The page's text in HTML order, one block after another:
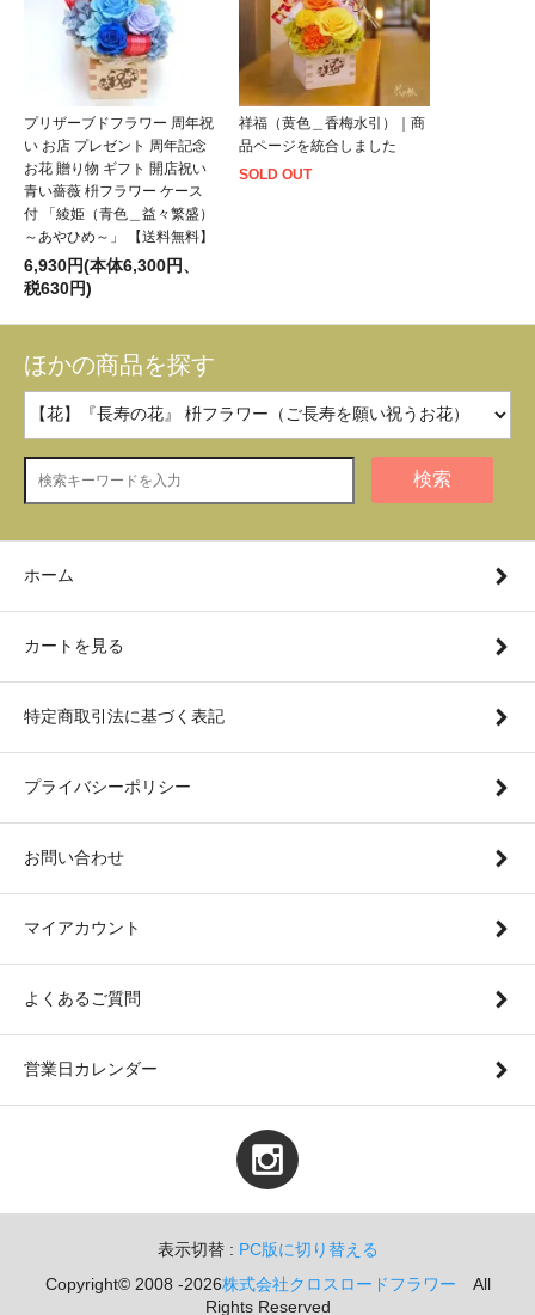
プリザーブドフラワー 周年祝
い お店 プレゼント 周年記念
お花 贈り物 ギフト 開店祝い
青い薔薇 枡フラワー ケース
付 「綾姫（青色＿益々繁盛）
～あやひめ～」 【送料無料】
6,930円(本体6,300円、
税630円)
祥福（黄色＿香梅水引）｜商
品ページを統合しました
SOLD OUT
ほかの商品を探す
検索
ホーム
カートを見る
特定商取引法に基づく表記
プライバシーポリシー
お問い合わせ
マイアカウント
よくあるご質問
営業日カレンダー
表示切替 : PC版に切り替える
Copyright© 2008 -2026株式会社クロスロードフラワー All
Rights Reserved